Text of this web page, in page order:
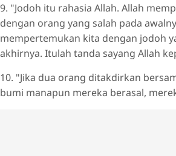
9. "Jodoh itu rahasia Allah. Allah
dengan orang yang salah pada
mempertemukan kita dengan jodoh
akhirnya. Itulah tanda sayang Allah
10. "Jika dua orang ditakdirkan
bumi manapun mereka berasal,